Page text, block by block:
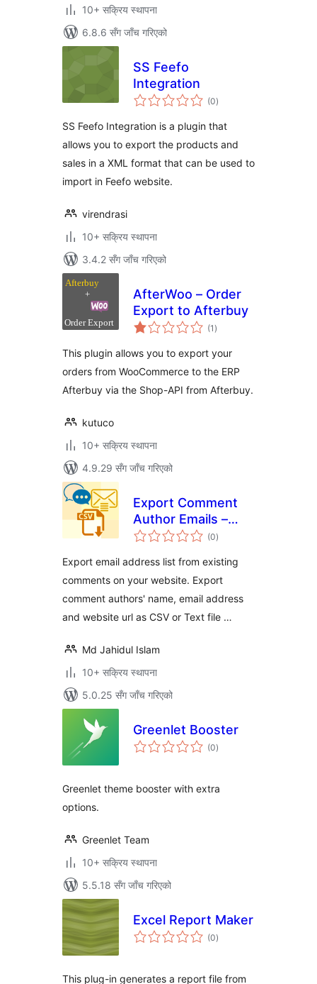
10+ सक्रिय स्थापना
6.8.6 सँग जाँच गरिएको
SS Feefo
Integration
(0कुल
रेटिङ्गहरू
)
SS Feefo Integration is a plugin that
allows you to export the products and
sales in a XML format that can be used to
import in Feefo website.
virendrasi
10+ सक्रिय स्थापना
3.4.2 सँग जाँच गरिएको
AfterWoo – Order
Export to Afterbuy
(1 कुल
रेटिङ्गहरू
)
This plugin allows you to export your
orders from WooCommerce to the ERP
Afterbuy via the Shop-API from Afterbuy.
kutuco
10+ सक्रिय स्थापना
4.9.29 सँग जाँच गरिएको
Export Comment
Author Emails –
Build email list
(0कुल
रेटिङ्गहरू
)
Export email address list from existing
comments on your website. Export
comment authors' name, email address
and website url as CSV or Text file …
Md Jahidul Islam
10+ सक्रिय स्थापना
5.0.25 सँग जाँच गरिएको
Greenlet Booster
(0कुल
रेटिङ्गहरू
)
Greenlet theme booster with extra
options.
Greenlet Team
10+ सक्रिय स्थापना
5.5.18 सँग जाँच गरिएको
Excel Report Maker
(0कुल
रेटिङ्गहरू
)
This plug-in generates a report file from